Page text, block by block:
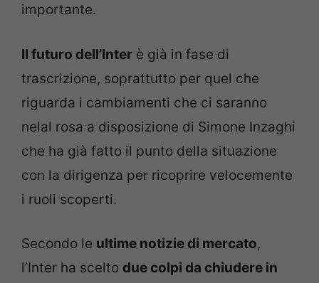
importante.
Il futuro dell’Inter è già in fase di
trascrizione, soprattutto per quel che
riguarda i cambiamenti che ci saranno
nelal rosa a disposizione di Simone Inzaghi
che ha già fatto il punto della situazione
con la dirigenza per ricoprire velocemente
i ruoli scoperti.
Secondo le ultime notizie di mercato,
l’Inter ha scelto due colpi da chiudere in